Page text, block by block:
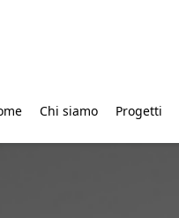
Chi siamo Progetti